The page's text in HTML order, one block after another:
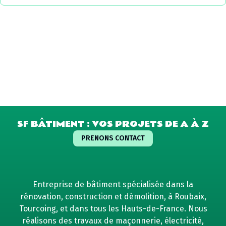
SF BÂTIMENT : VOS PROJETS DE A À Z
PRENONS CONTACT
Entreprise de bâtiment spécialisée dans la
rénovation, construction et démolition, à Roubaix,
Tourcoing, et dans tous les Hauts-de-France. Nous
réalisons des travaux de maçonnerie, électricité,